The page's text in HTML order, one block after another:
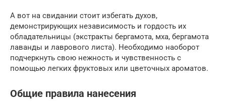
А вот на свидании стоит избегать духов,
демонстрирующих независимость и гордость их
обладательницы (экстракты бергамота, мха, бергамота
лаванды и лаврового листа). Необходимо наоборот
подчеркнуть свою нежность и чувственность с
помощью легких фруктовых или цветочных ароматов.
Общие правила нанесения